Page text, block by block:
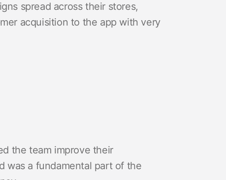
spread across their stores,
acquisition to the app with very
the team improve their
was a fundamental part of the